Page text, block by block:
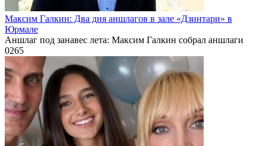
Максим Галкин: Два дня аншлагов в зале «Дзинтари» в
Юрмале
Аншлаг под занавес лета: Максим Галкин собрал аншлаги
0265